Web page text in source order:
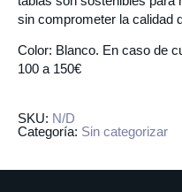
sin comprometer la calidad
Color: Blanco. En caso de
100 a 150€
SKU: N/D
Categoría: Sin categorizar